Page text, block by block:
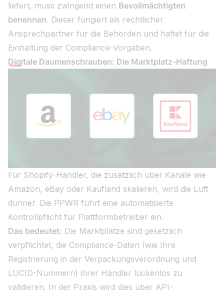
liefert, muss zwingend einen Bevollmächtigten
benennen. Dieser fungiert als rechtlicher
Ansprechpartner für die Behörden und haftet für die
Einhaltung der Compliance-Vorgaben.
Digitale Daumenschrauben: Die Marktplatz-Haftung
Für Shopify-Händler, die zusätzlich über Kanäle wie
Amazon, eBay oder Kaufland skalieren, wird die Luft
dünner. Die PPWR führt eine automatisierte
Kontrollpflicht für Plattformbetreiber ein.
Das bedeutet: Die Marktplätze sind gesetzlich
verpflichtet, die Compliance-Daten (wie Ihre
Registrierung in der Verpackungsverordnung und
LUCID-Nummern) ihrer Händler lückenlos zu
validieren. In der Praxis wird dies über API-